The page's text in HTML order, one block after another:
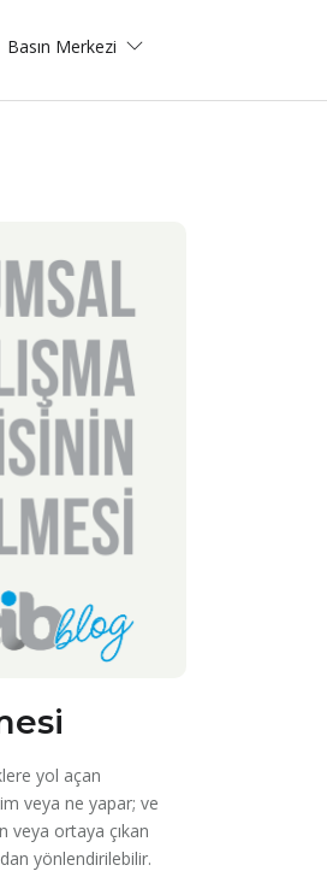
Basın Merkezi
yol açan
veya ne yapar; ve
veya ortaya çıkan
yönlendirilebilir.